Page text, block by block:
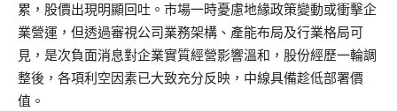
累，股價出現明顯回吐。市場一時憂慮地緣政策變動或衝擊企
業營運，但透過審視公司業務架構、產能布局及行業格局可
見，是次負面消息對企業實質經營影響溫和，股份經歷一輪調
整後，各項利空因素已大致充分反映，中線具備趁低部署價
值。